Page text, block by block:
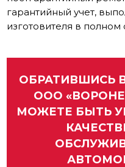
гарантийный учет,
изготовителя в полном
ОБРАТИВШИСЬ
ООО
МОЖЕТЕ БЫТЬ